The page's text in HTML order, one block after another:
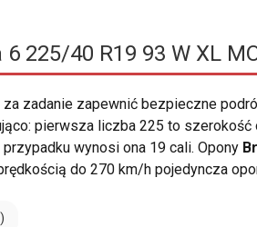
225/40 R19 93 W XL
za zadanie zapewnić bezpieczne
pierwsza liczba 225 to
wynosi ona 19 cali. Opony
do 270 km/h pojedyncza